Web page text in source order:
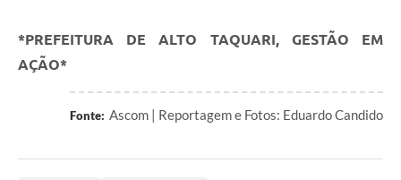
*PREFEITURA DE ALTO TAQUARI, GESTÃO EM
AÇÃO*
Fonte: Ascom | Reportagem e Fotos: Eduardo Candido